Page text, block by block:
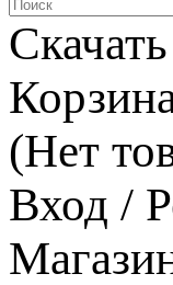
(Нет
Вход /